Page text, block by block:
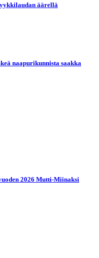
äärellä
naapurikunnista saakka
2026 Mutti-Miinaksi